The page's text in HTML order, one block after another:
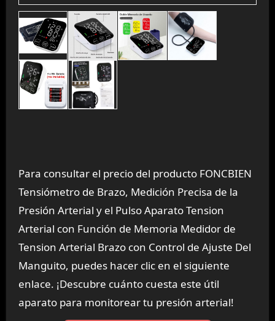
Para consultar el precio del producto FONCBIEN
Tensiómetro de Brazo, Medición Precisa de la
Presión Arterial y el Pulso Aparato Tension
Arterial con Función de Memoria Medidor de
Tension Arterial Brazo con Control de Ajuste Del
Manguito, puedes hacer clic en el siguiente
enlace. ¡Descubre cuánto cuesta este útil
aparato para monitorear tu presión arterial!